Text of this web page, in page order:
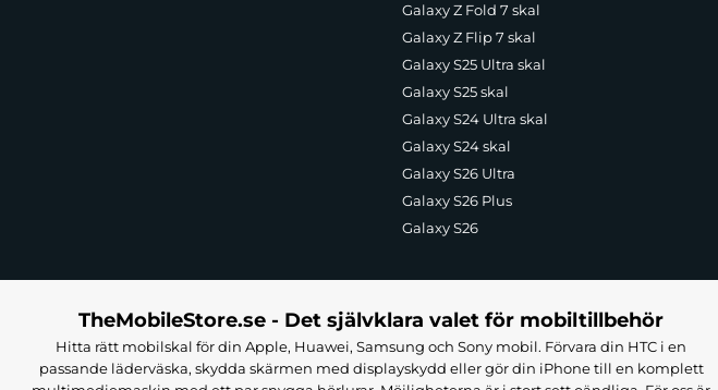
Galaxy Z Fold 7 skal
Galaxy Z Flip 7 skal
Galaxy S25 Ultra skal
Galaxy S25 skal
Galaxy S24 Ultra skal
Galaxy S24 skal
Galaxy S26 Ultra
Galaxy S26 Plus
Galaxy S26
TheMobileStore.se - Det självklara valet för mobiltillbehör
Hitta rätt mobilskal för din Apple, Huawei, Samsung och Sony mobil. Förvara din HTC i en
passande läderväska, skydda skärmen med displayskydd eller gör din iPhone till en komplett